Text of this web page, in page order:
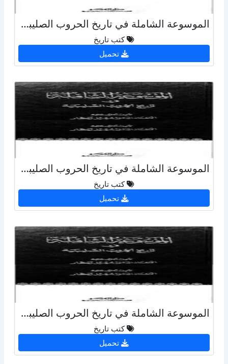
الموسوعة الشاملة في تاريخ الحروب الصليبية - ج 9
كتب تاريخ
تحميل
الموسوعة الشاملة في تاريخ الحروب الصليبية - ج 6
كتب تاريخ
تحميل
الموسوعة الشاملة في تاريخ الحروب الصليبية - ج 16
كتب تاريخ
تحميل